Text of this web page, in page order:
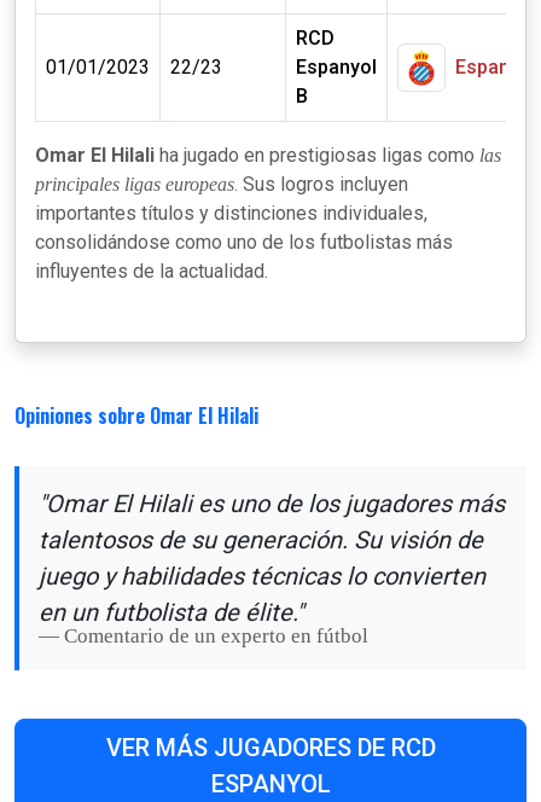
01/01/2023 22/23
RCD
Espanyol
B
Espanyol
Omar El Hilali ha jugado en prestigiosas ligas como las
principales ligas europeas. Sus logros incluyen
importantes títulos y distinciones individuales,
consolidándose como uno de los futbolistas más
influyentes de la actualidad.
Opiniones sobre Omar El Hilali
"Omar El Hilali es uno de los jugadores más
talentosos de su generación. Su visión de
juego y habilidades técnicas lo convierten
en un futbolista de élite."
Comentario de un experto en fútbol
VER MÁS JUGADORES DE RCD
ESPANYOL